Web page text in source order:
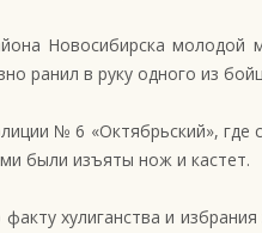
Новосибирска молодой
ранил в руку одного из
№ 6 «Октябрьский», где
были изъяты нож и кастет.
хулиганства и